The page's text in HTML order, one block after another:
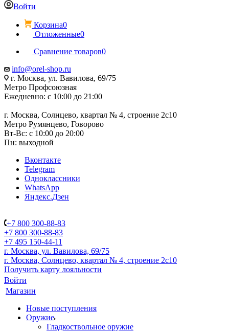
Войти
Корзина0
Отложенные0
Сравнение товаров0
info@orel-shop.ru
г. Москва, ул. Вавилова, 69/75
Метро Профсоюзная
Ежедневно: с 10:00 до 21:00
г. Москва, Солнцево, квартал № 4, строение 2с10
Метро Румянцево, Говорово
Вт-Вс: с 10:00 до 20:00
Пн: выходной
Вконтакте
Telegram
Одноклассники
WhatsApp
Яндекс.Дзен
+7 800 300-88-83
+7 800 300-88-83
+7 495 150-44-11
г. Москва, ул. Вавилова, 69/75
г. Москва, Солнцево, квартал № 4, строение 2с10
Получить карту лояльности
Войти
Магазин
Новые поступления
Оружие
Гладкоствольное оружие